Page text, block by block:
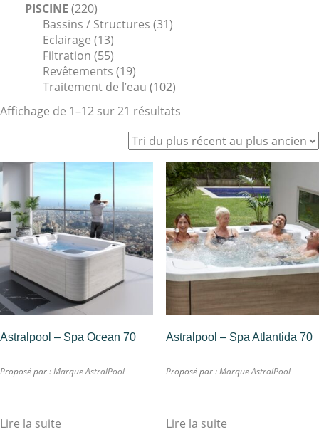
PISCINE (220)
Bassins / Structures (31)
Eclairage (13)
Filtration (55)
Revêtements (19)
Traitement de l’eau (102)
Affichage de 1–12 sur 21 résultats
Astralpool – Spa Ocean 70
Proposé par :Marque AstralPool
Lire la suite
Astralpool – Spa Atlantida 70
Proposé par :Marque AstralPool
Lire la suite